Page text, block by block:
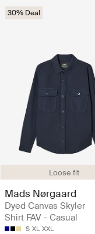
Loose fit
30% Deal
Mads Nørgaard
Dyed Canvas Skyler
Shirt FAV - Casual
S XL XXL